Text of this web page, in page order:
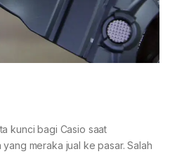
kunci bagi Casio saat
meraka jual ke pasar. Salah